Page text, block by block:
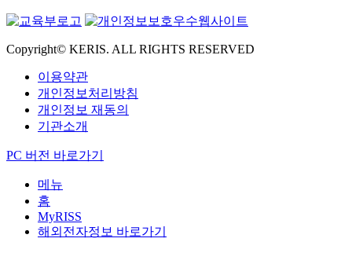
Copyright© KERIS. ALL RIGHTS RESERVED
이용약관
개인정보처리방침
개인정보 재동의
기관소개
PC 버전 바로가기
메뉴
홈
MyRISS
해외전자정보 바로가기